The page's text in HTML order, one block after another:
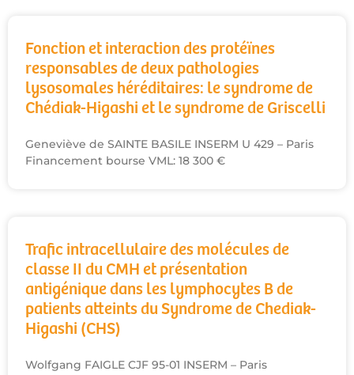
Fonction et interaction des protéïnes
responsables de deux pathologies
lysosomales héréditaires: le syndrome de
Chédiak-Higashi et le syndrome de Griscelli
Geneviève de SAINTE BASILE INSERM U 429 – Paris
Financement bourse VML: 18 300 €
Trafic intracellulaire des molécules de
classe II du CMH et présentation
antigénique dans les lymphocytes B de
patients atteints du Syndrome de Chediak-
Higashi (CHS)
Wolfgang FAIGLE CJF 95-01 INSERM – Paris